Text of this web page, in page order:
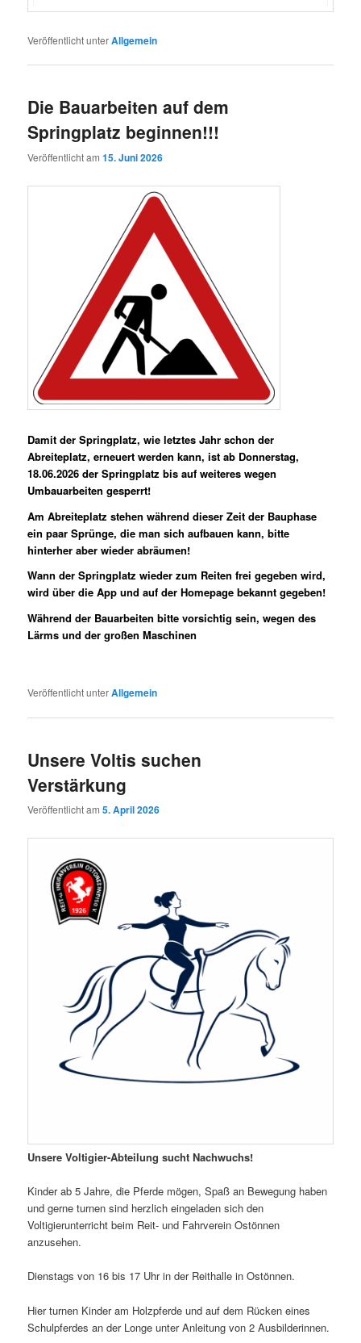
Veröffentlicht unterAllgemein
Die Bauarbeiten auf dem
Springplatz beginnen!!!
Veröffentlicht am15. Juni 2026
Damit der Springplatz, wie letztes Jahr schon der
Abreiteplatz, erneuert werden kann, ist ab Donnerstag,
18.06.2026 der Springplatz bis auf weiteres wegen
Umbauarbeiten gesperrt!
Am Abreiteplatz stehen während dieser Zeit der Bauphase
ein paar Sprünge, die man sich aufbauen kann, bitte
hinterher aber wieder abräumen!
Wann der Springplatz wieder zum Reiten frei gegeben wird,
wird über die App und auf der Homepage bekannt gegeben!
Während der Bauarbeiten bitte vorsichtig sein, wegen des
Lärms und der großen Maschinen
Veröffentlicht unterAllgemein
Unsere Voltis suchen
Verstärkung
Veröffentlicht am5. April 2026
Unsere Voltigier-Abteilung sucht Nachwuchs!
Kinder ab 5 Jahre, die Pferde mögen, Spaß an Bewegung haben
und gerne turnen sind herzlich eingeladen sich den
Voltigierunterricht beim Reit- und Fahrverein Ostönnen
anzusehen.
Dienstags von 16 bis 17 Uhr in der Reithalle in Ostönnen.
Hier turnen Kinder am Holzpferde und auf dem Rücken eines
Schulpferdes an der Longe unter Anleitung von 2 Ausbilderinnen.